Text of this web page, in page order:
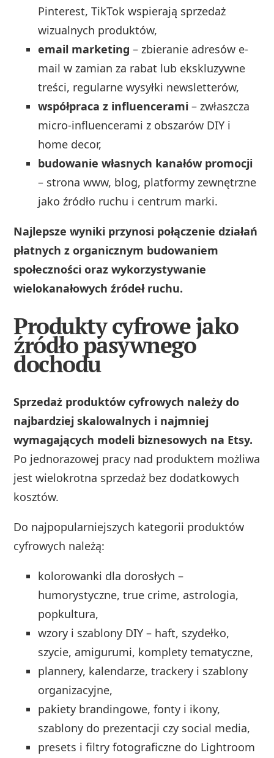
Pinterest, TikTok wspierają sprzedaż
wizualnych produktów,
email marketing – zbieranie adresów e-
mail w zamian za rabat lub ekskluzywne
treści, regularne wysyłki newsletterów,
współpraca z influencerami – zwłaszcza
micro-influencerami z obszarów DIY i
home decor,
budowanie własnych kanałów promocji
– strona www, blog, platformy zewnętrzne
jako źródło ruchu i centrum marki.
Najlepsze wyniki przynosi połączenie działań
płatnych z organicznym budowaniem
społeczności oraz wykorzystywanie
wielokanałowych źródeł ruchu.
Produkty cyfrowe jako
źródło pasywnego
dochodu
Sprzedaż produktów cyfrowych należy do
najbardziej skalowalnych i najmniej
wymagających modeli biznesowych na Etsy.
Po jednorazowej pracy nad produktem możliwa
jest wielokrotna sprzedaż bez dodatkowych
kosztów.
Do najpopularniejszych kategorii produktów
cyfrowych należą:
kolorowanki dla dorosłych –
humorystyczne, true crime, astrologia,
popkultura,
wzory i szablony DIY – haft, szydełko,
szycie, amigurumi, komplety tematyczne,
plannery, kalendarze, trackery i szablony
organizacyjne,
pakiety brandingowe, fonty i ikony,
szablony do prezentacji czy social media,
presets i filtry fotograficzne do Lightroom